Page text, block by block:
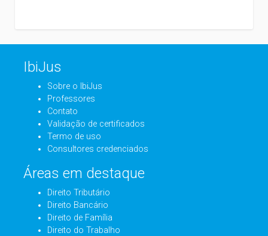
IbiJus
Sobre o IbiJus
Professores
Contato
Validação de certificados
Termo de uso
Consultores credenciados
Áreas em destaque
Direito Tributário
Direito Bancário
Direito de Família
Direito do Trabalho